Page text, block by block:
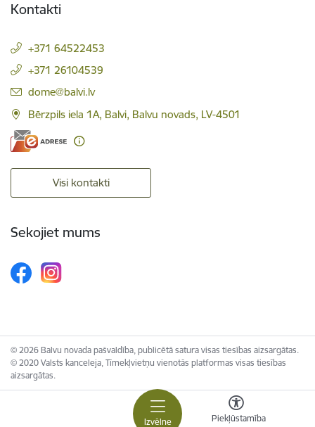
Izvēlne Piekļūstamība
Kontakti
+371 64522453
+371 26104539
E-pasts:
dome@balvi.lv
Bērzpils iela 1A, Balvi, Balvu novads, LV-4501
Visi kontakti
Sekojiet mums
© 2026 Balvu novada pašvaldība, publicētā satura visas tiesības aizsargātas.
© 2020 Valsts kanceleja, Tīmekļvietņu vienotās platformas visas tiesības
aizsargātas.